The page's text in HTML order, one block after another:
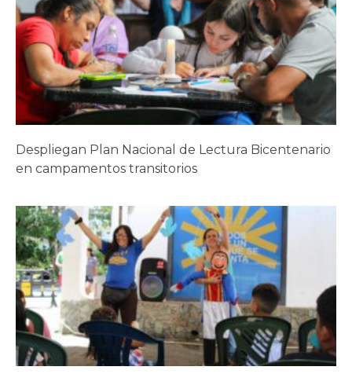
Despliegan Plan Nacional de Lectura Bicentenario
en campamentos transitorios